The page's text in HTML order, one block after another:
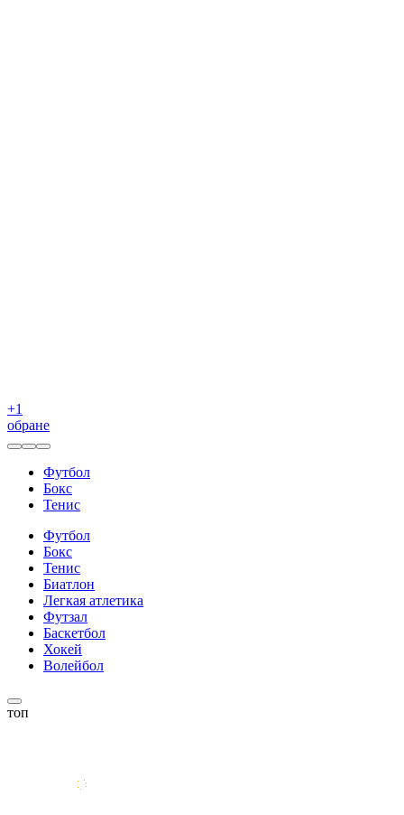
+1
обране
Футбол
Бокс
Тенис
Футбол
Бокс
Тенис
Биатлон
Легкая атлетика
Футзал
Баскетбол
Хокей
Волейбол
топ